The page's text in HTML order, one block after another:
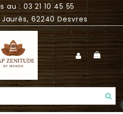
au : 03 21 10 45 55
62240 Desvres